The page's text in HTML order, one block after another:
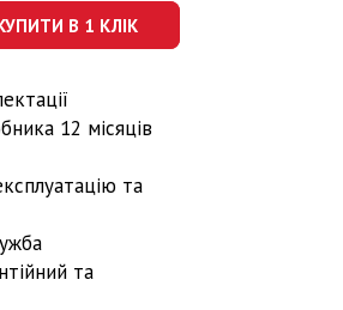
В 1 КЛІК
12 місяців
та
та